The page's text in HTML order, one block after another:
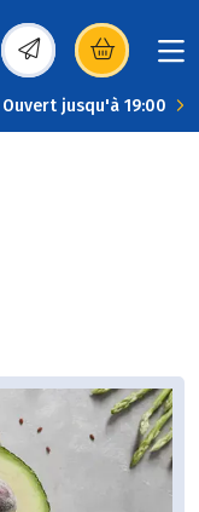
(s’ouvre dans une
Ouvert jusqu'à 19:00